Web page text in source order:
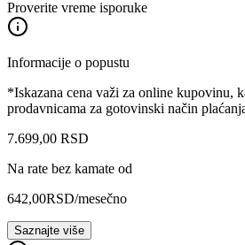
Proverite vreme isporuke
Informacije o popustu
*Iskazana cena važi za online kupovinu,
prodavnicama za gotovinski način
7.699,00 RSD
Na rate bez kamate od
642,00RSD/mesečno
Saznajte više